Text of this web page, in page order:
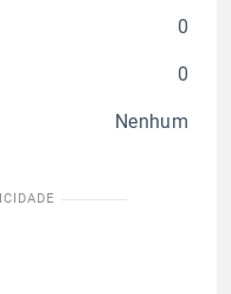
0
0
Nenhum